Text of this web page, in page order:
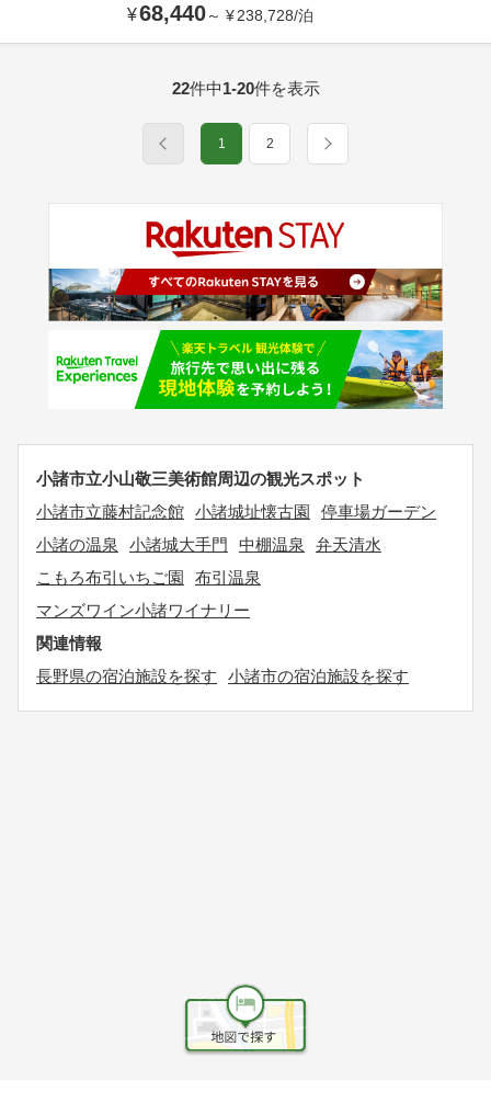
¥68,440～ ¥238,728/泊
22件中1-20件を表示
1 2
小諸市立小山敬三美術館周辺の観光スポット
小諸市立藤村記念館 小諸城址懐古園
停車場ガーデン
小諸の温泉
小諸城大手門 中棚温泉
弁天清水
こもろ布引いちご園
布引温泉
マンズワイン小諸ワイナリー
関連情報
長野県の宿泊施設を探す
小諸市の宿泊施設を探す